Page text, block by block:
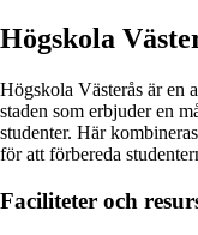
Högskola
Högskola Västerås är en
staden som erbjuder en
studenter. Här
för att förbereda
Faciliteter och